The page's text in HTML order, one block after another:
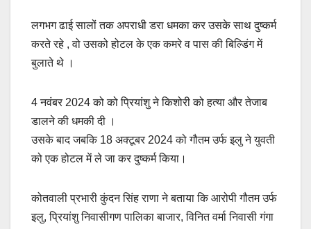
लगभग ढाई सालों तक अपराधी डरा धमका कर उसके साथ दुष्कर्म
करते रहे , वो उसको होटल के एक कमरे व पास की बिल्डिंग में
बुलाते थे ।
4 नवंबर 2024 को को प्रियांशु ने किशोरी को हत्या और तेजाब
डालने की धमकी दी ।
उसके बाद जबकि 18 अक्टूबर 2024 को गौतम उर्फ इलु ने युवती
को एक होटल में ले जा कर दुष्कर्म किया।
कोतवाली प्रभारी कुंदन सिंह राणा ने बताया कि आरोपी गौतम उर्फ
इलु, प्रियांशु निवासीगण पालिका बाजार, विनित वर्मा निवासी गंगा